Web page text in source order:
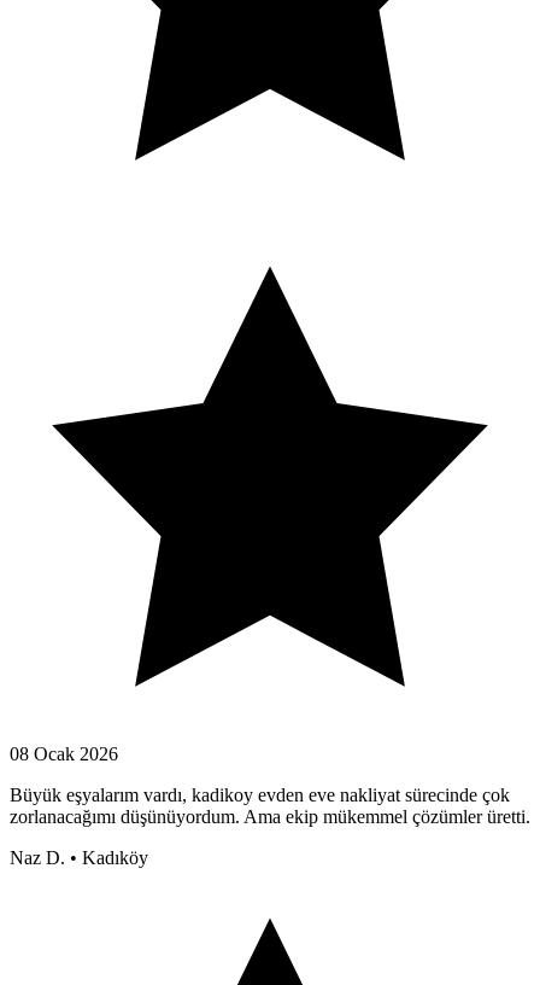
08 Ocak 2026
Büyük eşyalarım vardı, kadikoy evden eve nakliyat sürecinde çok
zorlanacağımı düşünüyordum. Ama ekip mükemmel çözümler üretti.
Naz D. • Kadıköy